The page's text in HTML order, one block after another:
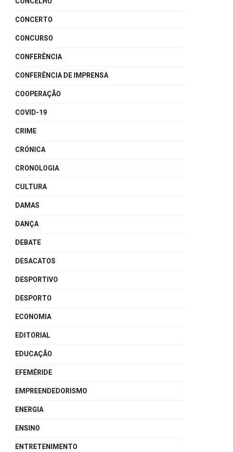
CONCERTO
CONCURSO
CONFERÊNCIA
CONFERÊNCIA DE IMPRENSA
COOPERAÇÃO
COVID-19
CRIME
CRÓNICA
CRONOLOGIA
CULTURA
DAMAS
DANÇA
DEBATE
DESACATOS
DESPORTIVO
DESPORTO
ECONOMIA
EDITORIAL
EDUCAÇÃO
EFEMÉRIDE
EMPREENDEDORISMO
ENERGIA
ENSINO
ENTRETENIMENTO